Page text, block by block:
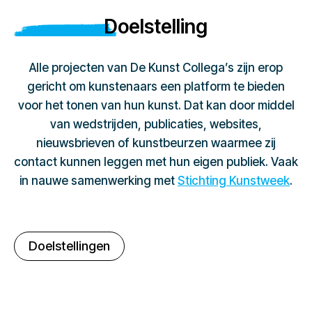
Doelstelling
Alle projecten van De Kunst Collega’s zijn erop
gericht om kunstenaars een platform te bieden
voor het tonen van hun kunst. Dat kan door middel
van wedstrijden, publicaties, websites,
nieuwsbrieven of kunstbeurzen waarmee zij
contact kunnen leggen met hun eigen publiek. Vaak
in nauwe samenwerking met Stichting Kunstweek.
Doelstellingen